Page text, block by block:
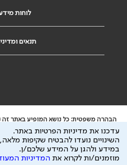
לוחות
תנאים
הבהרה משפטית: כל נושא המופיע באתר זה
ייעוץ רפואי או משפטי. אין הר"י אחראית
שעלול
ידוע לי שהר"י אוספת ושומרת מידע אישי
להיות מועבר לצדדים שלישיים, הכל בכפוף ל
עדכנו את מדיניות הפרטיות באתר.
השינויים נועדו להבטיח שקיפות
במידע ולהגן על המידע שלכם/ן.
מוזמנים/ות לקרוא את המדיניות